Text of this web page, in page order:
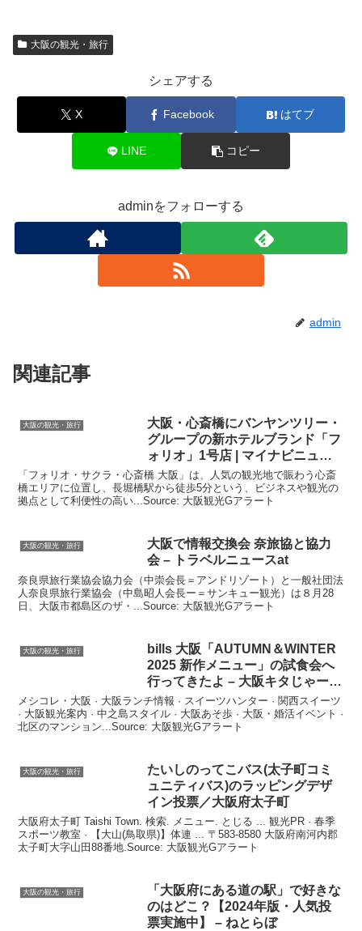
大阪の観光・旅行
シェアする
X Facebook はてブ
LINE コピー
adminをフォローする
admin
関連記事
大阪の観光・旅行 大阪 ・心斎橋にバンヤンツリー・
グループの新ホテルブランド「フ
ォリオ」1号店 | マイナビニュー
ス
「フォリオ・サクラ・心斎橋 大阪」は、人気の観光地で賑わう心斎
橋エリアに位置し、長堀橋駅から徒歩5分という、ビジネスや観光の
拠点として利便性の高い...Source: 大阪観光Gアラート
大阪の観光・旅行 大阪で情報交換会 奈旅協と協力
会 – トラベルニュースat
奈良県旅行業協会協力会（中崇会長＝アンドリゾート）と一般社団法
人奈良県旅行業協会（中島昭人会長ー＝サンキュー観光）は８月28
日、大阪市都島区のザ・...Source: 大阪観光Gアラート
大阪の観光・旅行 bills 大阪 「AUTUMN＆WINTER
2025 新作メニュー」の試食会へ
行ってきたよ – 大阪キタじゃーな
る
メシコレ・大阪 · 大阪ランチ情報 · スイーツハンター · 関西スイーツ
· 大阪観光案内 · 中之島スタイル · 大阪あそ歩 · 大阪・婚活イベント ·
北区のマンション...Source: 大阪観光Gアラート
大阪の観光・旅行
たいしのってこバス(太子町コミ
ュニティバス)のラッピングデザ
イン投票／大阪府太子町
大阪府太子町 Taishi Town. 検索. メニュー. とじる ... 観光PR · 春季
スポーツ教室 · 【大山(鳥取県)】体連 ... 〒583-8580 大阪府南河内郡
太子町大字山田88番地.Source: 大阪観光Gアラート
大阪の観光・旅行 「 大阪府にある道の駅」で好きな
のはどこ？【2024年版・人気投
票実施中】 – ねとらぼ